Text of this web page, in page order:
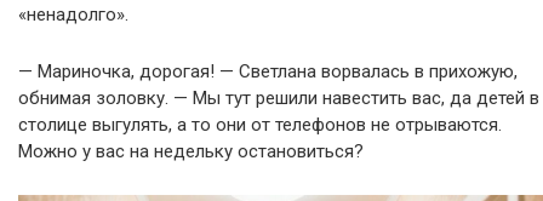
«ненадолго».
— Мариночка, дорогая! — Светлана ворвалась в прихожую,
обнимая золовку. — Мы тут решили навестить вас, да детей в
столице выгулять, а то они от телефонов не отрываются.
Можно у вас на недельку остановиться?